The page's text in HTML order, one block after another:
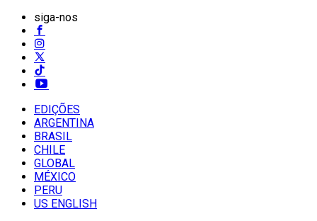
siga-nos
EDIÇÕES
ARGENTINA
BRASIL
CHILE
GLOBAL
MÉXICO
PERU
US ENGLISH